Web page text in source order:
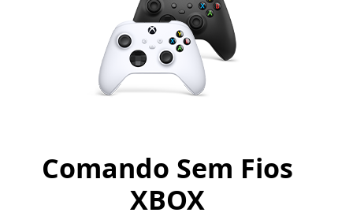
Comando Sem Fios
XBOX